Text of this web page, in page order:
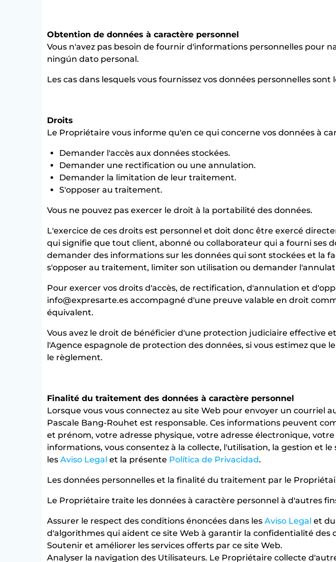
Obtention de données à caractère personnel
Vous n'avez pas besoin de fournir d'informations personnelles pour
ningún dato personal.
Les cas dans lesquels vous fournissez vos données personnelles sont
Droits
Le Propriétaire vous informe qu'en ce qui concerne vos données à
Demander l'accès aux données stockées.
Demander une rectification ou une annulation.
Demander la limitation de leur traitement.
S'opposer au traitement.
Vous ne pouvez pas exercer le droit à la portabilité des données.
L'exercice de ces droits est personnel et doit donc être exercé
qui signifie que tout client, abonné ou collaborateur qui a fourni ses
demander des informations sur les données qui sont stockées et la
s'opposer au traitement, limiter son utilisation ou demander
Pour exercer vos droits d'accès, de rectification, d'annulation et
info@expresarte.es accompagné d'une preuve valable en droit
équivalent.
Vous avez le droit de bénéficier d'une protection judiciaire effective
l'Agence espagnole de protection des données, si vous estimez
le règlement.
Finalité du traitement des données à caractère personnel
Lorsque vous vous connectez au site Web pour envoyer un courriel
Pascale Bang-Rouhet est responsable. Ces informations peuvent
et prénom, votre adresse physique, votre adresse électronique,
informations, vous consentez à la collecte, l'utilisation, la gestion et
lesAviso Legal et la présente Política de Privacidad.
Les données personnelles et la finalité du traitement par le
Le Propriétaire traite les données à caractère personnel à d'autres
Assurer le respect des conditions énoncées dans lesAviso Legal et
d'algorithmes qui aident ce site Web à garantir la confidentialité des
Soutenir et améliorer les services offerts par ce site Web.
Analyser la navigation des Utilisateurs. Le Propriétaire collecte